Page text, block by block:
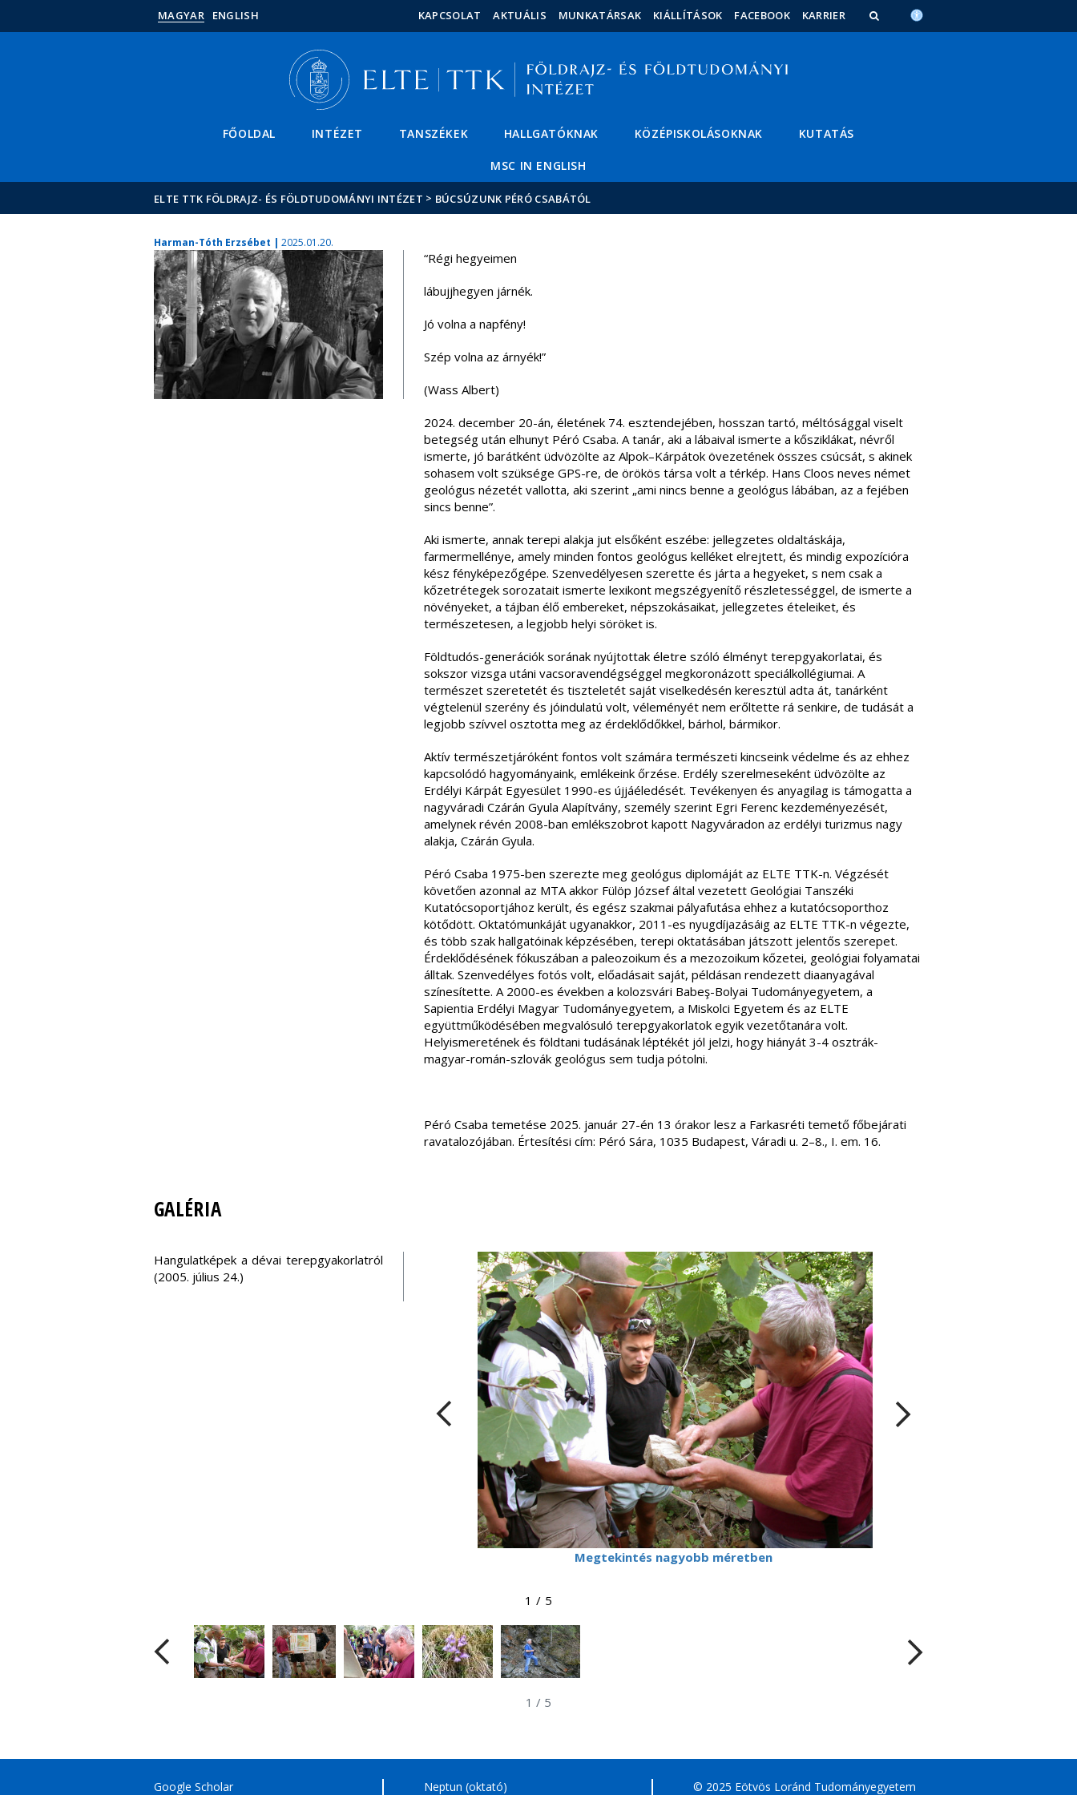
Hírek
Események
ELTE a
MAGYAR ENGLISH KAPCSOLAT AKTUÁLIS MUNKATÁRSAK KIÁLLÍTÁSOK FACEBOOK KARRIER
FŐOLDAL INTÉZET TANSZÉKEK HALLGATÓKNAK KÖZÉPISKOLÁSOKNAK KUTATÁS
MSC IN ENGLISH
ELTE TTK FÖLDRAJZ- ÉS FÖLDTUDOMÁNYI INTÉZET > BÚCSÚZUNK PÉRÓ CSABÁTÓL
Harman-Tóth Erzsébet | 2025.01.20.
“Régi hegyeimen
lábujjhegyen járnék.
Jó volna a napfény!
Szép volna az árnyék!”
(Wass Albert)
2024. december 20-án, életének 74. esztendejében, hosszan tartó, méltósággal viselt
betegség után elhunyt Péró Csaba. A tanár, aki a lábaival ismerte a kősziklákat, névről
ismerte, jó barátként üdvözölte az Alpok–Kárpátok övezetének összes csúcsát, s akinek
sohasem volt szüksége GPS-re, de örökös társa volt a térkép. Hans Cloos neves német
geológus nézetét vallotta, aki szerint „ami nincs benne a geológus lábában, az a fejében
sincs benne”.
Aki ismerte, annak terepi alakja jut elsőként eszébe: jellegzetes oldaltáskája,
farmermellénye, amely minden fontos geológus kelléket elrejtett, és mindig expozícióra
kész fényképezőgépe. Szenvedélyesen szerette és járta a hegyeket, s nem csak a
kőzetrétegek sorozatait ismerte lexikont megszégyenítő részletességgel, de ismerte a
növényeket, a tájban élő embereket, népszokásaikat, jellegzetes ételeiket, és
természetesen, a legjobb helyi söröket is.
Földtudós-generációk sorának nyújtottak életre szóló élményt terepgyakorlatai, és
sokszor vizsga utáni vacsoravendégséggel megkoronázott speciálkollégiumai. A
természet szeretetét és tiszteletét saját viselkedésén keresztül adta át, tanárként
végtelenül szerény és jóindulatú volt, véleményét nem erőltette rá senkire, de tudását a
legjobb szívvel osztotta meg az érdeklődőkkel, bárhol, bármikor.
Aktív természetjáróként fontos volt számára természeti kincseink védelme és az ehhez
kapcsolódó hagyományaink, emlékeink őrzése. Erdély szerelmeseként üdvözölte az
Erdélyi Kárpát Egyesület 1990-es újjáéledését. Tevékenyen és anyagilag is támogatta a
nagyváradi Czárán Gyula Alapítvány, személy szerint Egri Ferenc kezdeményezését,
amelynek révén 2008-ban emlékszobrot kapott Nagyváradon az erdélyi turizmus nagy
alakja, Czárán Gyula.
Péró Csaba 1975-ben szerezte meg geológus diplomáját az ELTE TTK-n. Végzését
követően azonnal az MTA akkor Fülöp József által vezetett Geológiai Tanszéki
Kutatócsoportjához került, és egész szakmai pályafutása ehhez a kutatócsoporthoz
kötődött. Oktatómunkáját ugyanakkor, 2011-es nyugdíjazásáig az ELTE TTK-n végezte,
és több szak hallgatóinak képzésében, terepi oktatásában játszott jelentős szerepet.
Érdeklődésének fókuszában a paleozoikum és a mezozoikum kőzetei, geológiai folyamatai
álltak. Szenvedélyes fotós volt, előadásait saját, példásan rendezett diaanyagával
színesítette. A 2000-es években a kolozsvári Babeş-Bolyai Tudományegyetem, a
Sapientia Erdélyi Magyar Tudományegyetem, a Miskolci Egyetem és az ELTE
együttműködésében megvalósuló terepgyakorlatok egyik vezetőtanára volt.
Helyismeretének és földtani tudásának léptékét jól jelzi, hogy hiányát 3-4 osztrák-
magyar-román-szlovák geológus sem tudja pótolni.
Péró Csaba temetése 2025. január 27-én 13 órakor lesz a Farkasréti temető főbejárati
ravatalozójában. Értesítési cím: Péró Sára, 1035 Budapest, Váradi u. 2–8., I. em. 16.
GALÉRIA
Hangulatképek a dévai terepgyakorlatról
(2005. július 24.)
Megtekintés nagyobb méretben
1 / 5
1 / 5
Google Scholar Neptun (oktató) © 2025 Eötvös Loránd Tudományegyetem